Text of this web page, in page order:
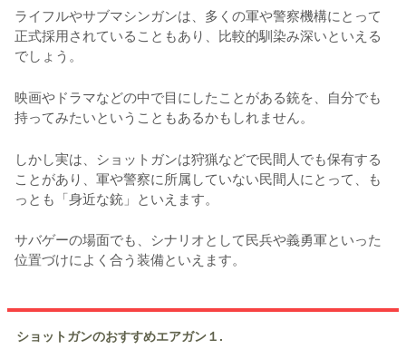
ライフルやサブマシンガンは、多くの軍や警察機構にとって
正式採用されていることもあり、比較的馴染み深いといえる
でしょう。
映画やドラマなどの中で目にしたことがある銃を、自分でも
持ってみたいということもあるかもしれません。
しかし実は、ショットガンは狩猟などで民間人でも保有する
ことがあり、軍や警察に所属していない民間人にとって、も
っとも「身近な銃」といえます。
サバゲーの場面でも、シナリオとして民兵や義勇軍といった
位置づけによく合う装備といえます。
ショットガンのおすすめエアガン１.